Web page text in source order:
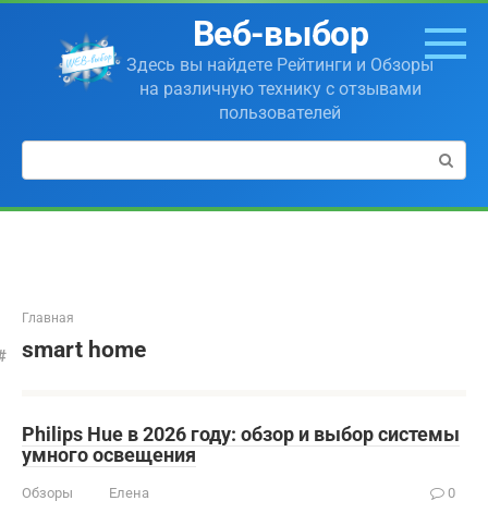
Перейти
контенту
Веб-выбор
Здесь вы найдете Рейтинги и Обзоры
на различную технику с отзывами
пользователей
Поиск:
Главная
smart home
Philips Hue в 2026 году: обзор и выбор системы
умного освещения
Обзоры Елена 0